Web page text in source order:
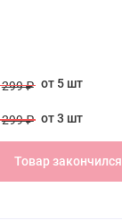
299 ₽ от 5 шт
299 ₽ от 3 шт
Товар закончился